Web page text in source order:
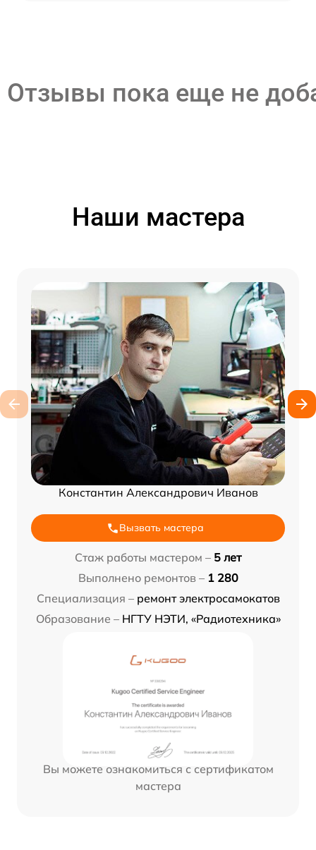
Отзывы пока еще не
Наши мастера
Константин Александрович Иванов
Вызвать мастера
Стаж работы мастером – 5 лет
Выполнено ремонтов – 1 280
Специализация – ремонт электросамокатов
Образование – НГТУ НЭТИ, «Радиотехника»
Вы можете ознакомиться с сертификатом
мастера